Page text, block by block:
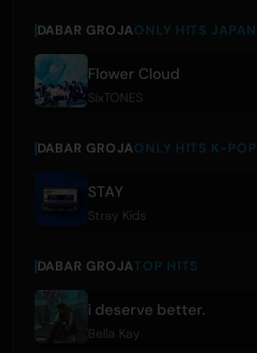
DABAR GROJAONLY HITS JAPAN
Flower Cloud
SixTONES
DABAR GROJAONLY HITS K-POP
STAY
Stray Kids
DABAR GROJATOP HITS
i deserve better.
Bella Kay